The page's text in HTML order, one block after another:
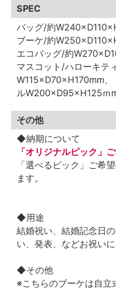
SPEC
バッグ/約
ブーケ/約
エコバッグ/約
マスコット/ハローキテ
W115×D70×H170mm
ルW200×D95×H125ｍ
その他
◆納期について
「オリジナルピック」
「選べるピック」ご希
ます。
◆用途
結婚祝い、結婚記念日
い、発表、などお祝いに
◆その他
※こちらのブーケは自立